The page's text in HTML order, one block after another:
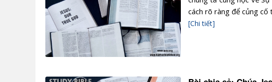
cách rõ ràng để củng cố
[Chi tiết]